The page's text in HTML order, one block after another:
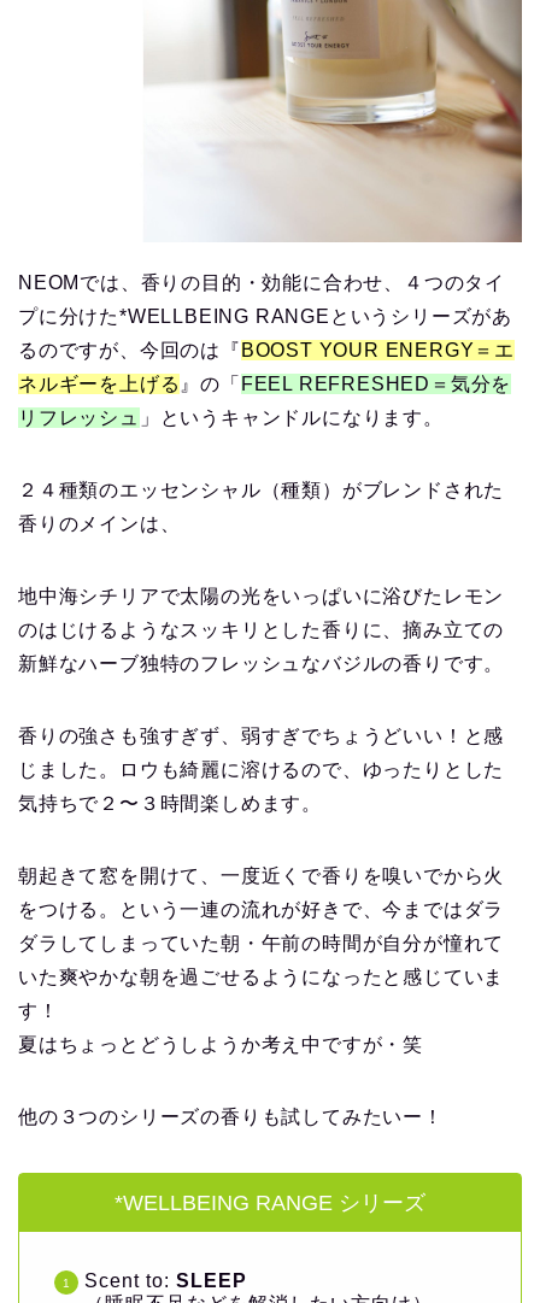
NEOMでは、香りの目的・効能に合わせ、４つのタイ
プに分けた*WELLBEING RANGEというシリーズがあ
るのですが、今回のは『 BOOST YOUR ENERGY＝エ
ネルギーを上げる 』の「 FEEL REFRESHED＝気分を
リフレッシュ
」というキャンドルになります。
２４種類のエッセンシャル（種類）がブレンドされた
香りのメインは、
地中海シチリアで太陽の光をいっぱいに浴びたレモン
のはじけるようなスッキリとした香りに、摘み立ての
新鮮なハーブ独特のフレッシュなバジルの香りです。
香りの強さも強すぎず、弱すぎでちょうどいい！と感
じました。ロウも綺麗に溶けるので、ゆったりとした
気持ちで２〜３時間楽しめます。
朝起きて窓を開けて、一度近くで香りを嗅いでから火
をつける。という一連の流れが好きで、今まではダラ
ダラしてしまっていた朝・午前の時間が自分が憧れて
いた爽やかな朝を過ごせるようになったと感じていま
す！
夏はちょっとどうしようか考え中ですが・笑
他の３つのシリーズの香りも試してみたいー！
*WELLBEING RANGE シリーズ
Scent to: SLEEP